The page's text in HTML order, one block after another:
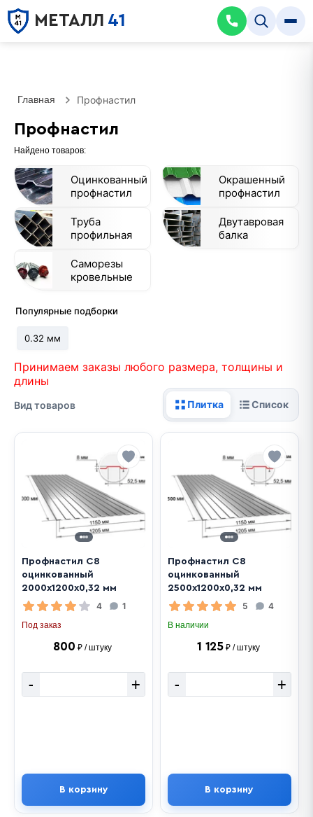
МЕТАЛЛ 41
Главная Профнастил
Профнастил
Найдено товаров:
Оцинкованный
профнастил
Окрашенный
профнастил
Труба
профильная
Двутавровая
балка
Саморезы
кровельные
Популярные подборки
0.32 мм
Принимаем заказы любого размера, толщины и
длины
Вид товаров Плитка Список
Под заказ
Профнастил C8
оцинкованный
2000х1200х0,32 мм
4 1
800 ₽ / штуку
- +
В корзину
В наличии
Профнастил С8
оцинкованный
2500х1200х0,32 мм
5 4
1 125₽ / штуку
- +
В корзину